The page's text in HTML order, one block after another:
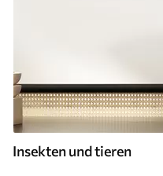
Insekten und tieren